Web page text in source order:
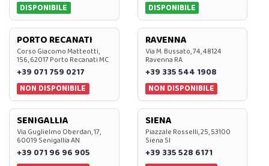
DISPONIBILE
DISPONIBILE
PORTO RECANATI
Corso Giacomo Matteotti,
156, 62017 Porto Recanati MC
+39 071 759 0217
NON DISPONIBILE
RAVENNA
Via M. Bussato, 74, 48124
Ravenna RA
+39 335 544 1908
NON DISPONIBILE
SENIGALLIA
Via Guglielmo Oberdan, 17,
60019 Senigallia AN
+39 071 96 96 905
SIENA
Piazzale Rosselli, 25, 53100
Siena SI
+39 335 528 6171